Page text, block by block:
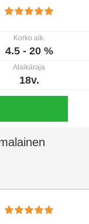
Korko alk.
4.5 - 20 %
Alaikäraja
18v.